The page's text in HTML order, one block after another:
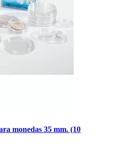
monedas 35 mm. (10